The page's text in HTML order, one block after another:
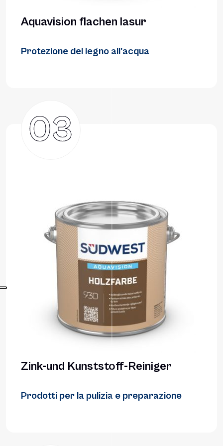
Aquavision flachen lasur
Protezione del legno all'acqua
03
Zink-und Kunststoff-Reiniger
Prodotti per la pulizia e preparazione